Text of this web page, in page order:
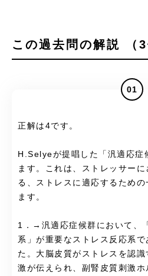
この過去問の解説 （3
01
正解は4です。
H.Selyeが提唱した「汎適応症
ます。これは、ストレッサー
る、ストレスに適応するため
ます。
1．→汎適応症候群において、
系」が重要なストレス反応系
た。大脳皮質がストレスを認
激が伝えられ、副腎皮質刺激ホ